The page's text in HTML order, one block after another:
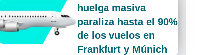
huelga masiva
paraliza hasta el 90%
de los vuelos en
Frankfurt y Múnich